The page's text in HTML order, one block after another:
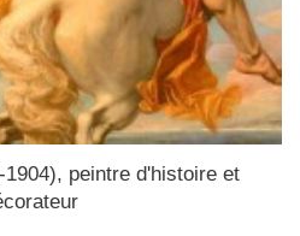
peintre d'histoire et